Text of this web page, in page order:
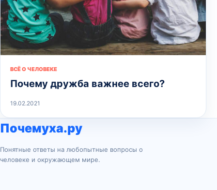
ВСЁ О ЧЕЛОВЕКЕ
Почему дружба важнее всего?
19.02.2021
Почемуха.ру
Понятные ответы на любопытные вопросы о
человеке и окружающем мире.